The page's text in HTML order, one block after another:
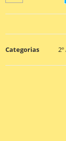
Categorias